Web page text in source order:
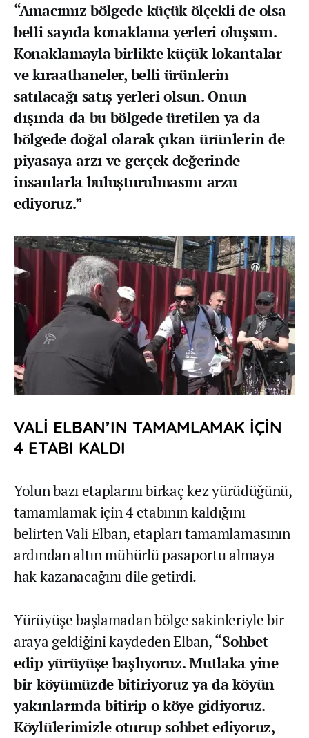
“Amacımız bölgede küçük ölçekli de olsa
belli sayıda konaklama yerleri oluşsun.
Konaklamayla birlikte küçük lokantalar
ve kıraathaneler, belli ürünlerin
satılacağı satış yerleri olsun. Onun
dışında da bu bölgede üretilen ya da
bölgede doğal olarak çıkan ürünlerin de
piyasaya arzı ve gerçek değerinde
insanlarla buluşturulmasını arzu
ediyoruz.”
VALİ ELBAN’IN TAMAMLAMAK İÇİN
4 ETABI KALDI
Yolun bazı etaplarını birkaç kez yürüdüğünü,
tamamlamak için 4 etabının kaldığını
belirten Vali Elban, etapları tamamlamasının
ardından altın mühürlü pasaportu almaya
hak kazanacağını dile getirdi.
Yürüyüşe başlamadan bölge sakinleriyle bir
araya geldiğini kaydeden Elban,“Sohbet
edip yürüyüşe başlıyoruz. Mutlaka yine
bir köyümüzde bitiriyoruz ya da köyün
yakınlarında bitirip o köye gidiyoruz.
Köylülerimizle oturup sohbet ediyoruz,